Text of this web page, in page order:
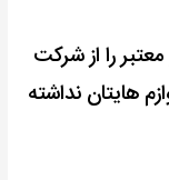
معتبر را از شرکت
هایتان نداشته